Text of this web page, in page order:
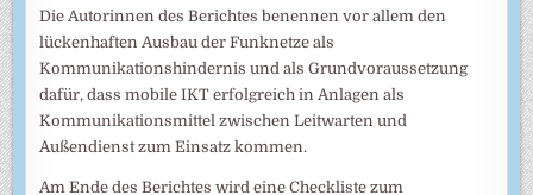
Die Autorinnen des Berichtes benennen vor allem den
lückenhaften Ausbau der Funknetze als
Kommunikationshindernis und als Grundvoraussetzung
dafür, dass mobile IKT erfolgreich in Anlagen als
Kommunikationsmittel zwischen Leitwarten und
Außendienst zum Einsatz kommen.
Am Ende des Berichtes wird eine Checkliste zum